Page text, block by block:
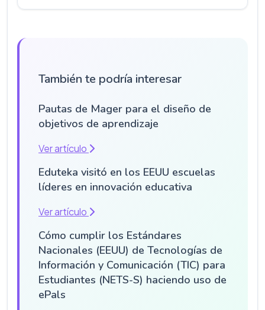
También te podría interesar
Pautas de Mager para el diseño de
objetivos de aprendizaje
Ver artículo
Eduteka visitó en los EEUU escuelas
líderes en innovación educativa
Ver artículo
Cómo cumplir los Estándares
Nacionales (EEUU) de Tecnologías de
Información y Comunicación (TIC) para
Estudiantes (NETS-S) haciendo uso de
ePals